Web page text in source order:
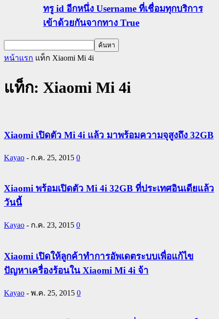
ทรู id อีกหนึ่ง Username ที่เชื่อมทุกบริการ
เข้าด้วยกันจากทาง True
หน้าแรก แท็ก Xiaomi Mi 4i
แท็ก: Xiaomi Mi 4i
Xiaomi เปิดตัว Mi 4i แล้ว มาพร้อมความจุสูงถึง 32GB
Kayao - ก.ค. 25, 2015 0
Xiaomi พร้อมเปิดตัว Mi 4i 32GB ที่ประเทศอินเดียแล้ว
วันนี้
Kayao - ก.ค. 23, 2015 0
Xiaomi เปิดให้ลูกค้าทำการอัพเดตระบบเพื่อแก้ไข
ปัญหาเครื่องร้อนใน Xiaomi Mi 4i จ้า
Kayao - พ.ค. 25, 2015 0